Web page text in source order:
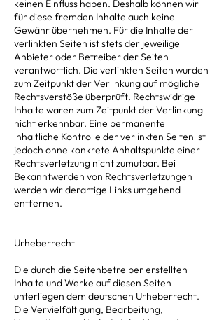
keinen Einfluss haben. Deshalb können wir
für diese fremden Inhalte auch keine
Gewähr übernehmen. Für die Inhalte der
verlinkten Seiten ist stets der jeweilige
Anbieter oder Betreiber der Seiten
verantwortlich. Die verlinkten Seiten wurden
zum Zeitpunkt der Verlinkung auf mögliche
Rechtsverstöße überprüft. Rechtswidrige
Inhalte waren zum Zeitpunkt der Verlinkung
nicht erkennbar. Eine permanente
inhaltliche Kontrolle der verlinkten Seiten ist
jedoch ohne konkrete Anhaltspunkte einer
Rechtsverletzung nicht zumutbar. Bei
Bekanntwerden von Rechtsverletzungen
werden wir derartige Links umgehend
entfernen.
Urheberrecht
Die durch die Seitenbetreiber erstellten
Inhalte und Werke auf diesen Seiten
unterliegen dem deutschen Urheberrecht.
Die Vervielfältigung, Bearbeitung,